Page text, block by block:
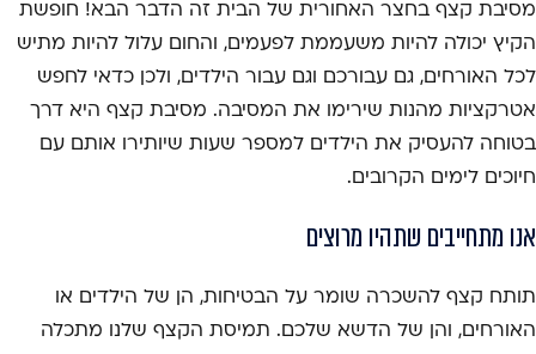
מסיבת קצף בחצר האחורית של הבית זה הדבר הבא! חופשת
הקיץ יכולה להיות משעממת לפעמים, והחום עלול להיות מתיש
לכל האורחים, גם עבורכם וגם עבור הילדים, ולכן כדאי לחפש
אטרקציות מהנות שירימו את המסיבה. מסיבת קצף היא דרך
בטוחה להעסיק את הילדים למספר שעות שיותירו אותם עם
חיוכים לימים הקרובים.
אנו מתחייבים שתהיו מרוצים
תותח קצף להשכרה שומר על הבטיחות, הן של הילדים או
האורחים, והן של הדשא שלכם. תמיסת הקצף שלנו מתכלה